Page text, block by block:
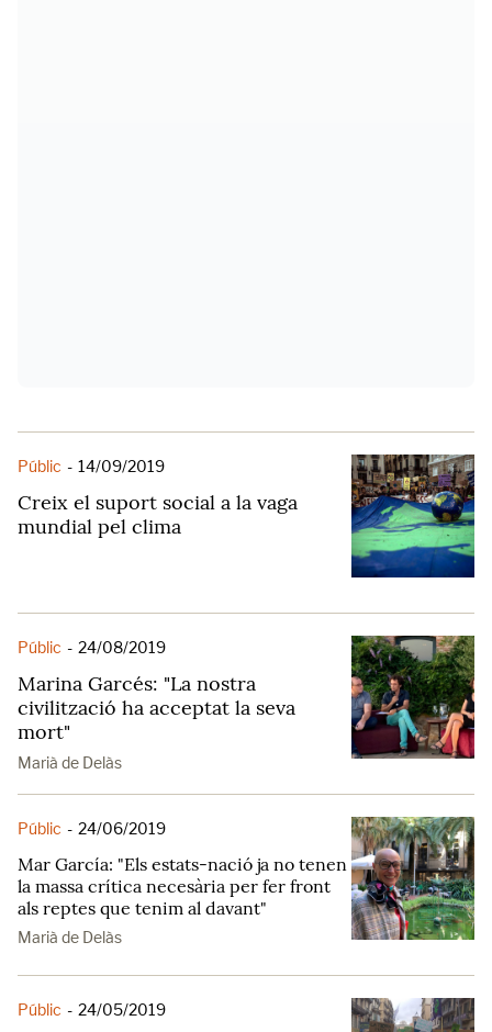
Públic - 14/09/2019
Creix el suport social a la vaga
mundial pel clima
Públic - 24/08/2019
Marina Garcés: "La nostra
civilització ha acceptat la seva
mort"
Marià de Delàs
Públic - 24/06/2019
Mar García: "Els estats-nació ja no tenen
la massa crítica necesària per fer front
als reptes que tenim al davant"
Marià de Delàs
Públic - 24/05/2019